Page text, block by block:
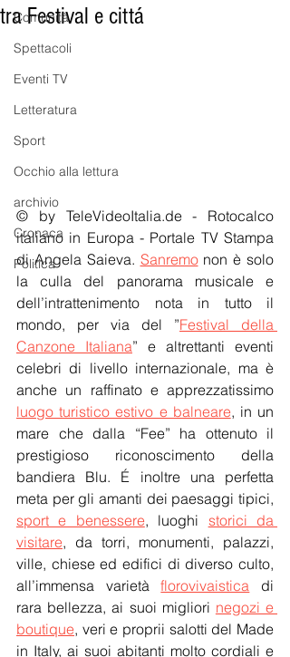
Comunità
Spettacoli
Eventi TV
Letteratura
Sport
Occhio alla lettura
archivio
Cronaca
Politica
tra Festival e cittá
© by TeleVideoItalia.de - Rotocalco
italiano in Europa - Portale TV Stampa
di Angela Saieva. Sanremo non è solo
la culla del panorama musicale e
dell’intrattenimento nota in tutto il
mondo, per via del ”Festival della
Canzone Italiana” e altrettanti eventi
celebri di livello internazionale, ma è
luogo turistico estivo e balneare, in un
mare che dalla “Fee” ha ottenuto il
prestigioso riconoscimento della
bandiera Blu. É inoltre una perfetta
sport e benessere, luoghi storici da
visitare, da torri, monumenti, palazzi,
ville, chiese ed edifici di diverso culto,
all’immensa varietà florovivaistica di
rara bellezza, ai suoi migliori negozi e
boutique, veri e proprii salotti del Made
in Italy, ai suoi abitanti molto cordiali e